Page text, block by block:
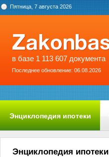
Пятница, 7 августа 2026
в базе 1 113 607 документа
Последнее обновление: 06.08.2026
Энциклопедия ипотеки
О проекте
Энциклопедия ипотеки